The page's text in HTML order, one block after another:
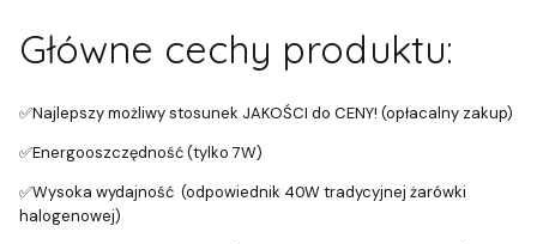
Główne cechy produktu:
✅Najlepszy możliwy stosunek JAKOŚCI do CENY! (opłacalny zakup)
✅Energooszczędność (tylko 7W)
✅Wysoka wydajność (odpowiednik 40W tradycyjnej żarówki
halogenowej)